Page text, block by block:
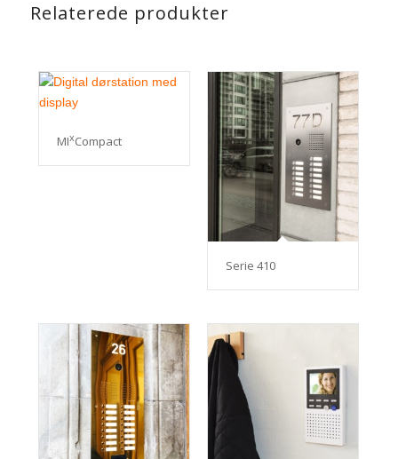
Relaterede produkter
MIxCompact
Serie 410